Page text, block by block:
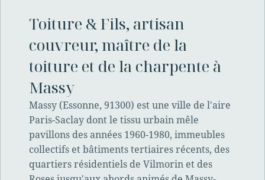
Toiture & Fils, artisan
couvreur, maître de la
toiture et de la charpente à
Massy
Massy (Essonne, 91300) est une ville de l'aire
Paris-Saclay dont le tissu urbain mêle
pavillons des années 1960-1980, immeubles
collectifs et bâtiments tertiaires récents, des
quartiers résidentiels de Vilmorin et des